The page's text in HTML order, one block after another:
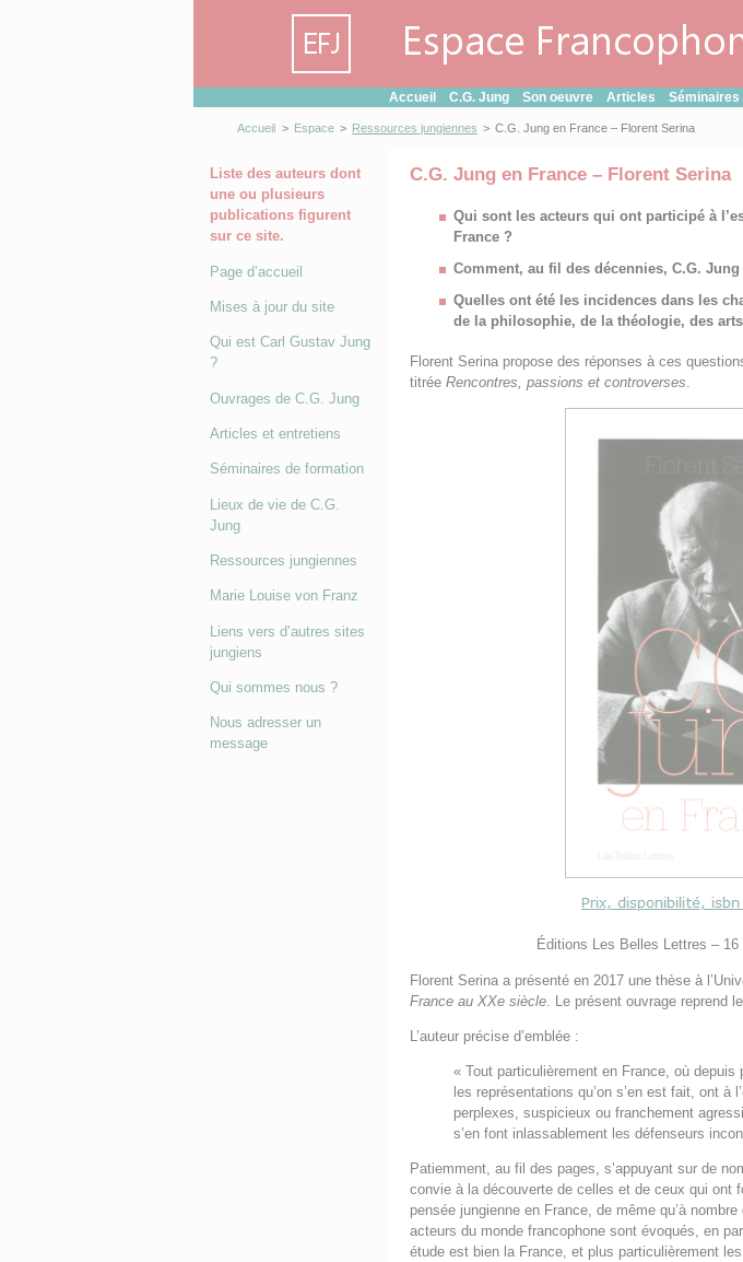
Accueil C.G. Jung Son oeuvre Articles Séminaires
Accueil > Espace > Ressources jungiennes > C.G. Jung en France – Florent Serina
Liste des auteurs dont
une ou plusieurs
publications figurent
sur ce site.
Page d’accueil
Mises à jour du site
Qui est Carl Gustav Jung
?
Ouvrages de C.G. Jung
Articles et entretiens
Séminaires de formation
Lieux de vie de C.G.
Jung
Ressources jungiennes
Marie Louise von Franz
Liens vers d’autres sites
jungiens
Qui sommes nous ?
Nous adresser un
message
C.G. Jung en France – Florent Serina
Qui sont les acteurs qui ont participé à
France ?
Comment, au fil des décennies, C.G. Jung
Quelles ont été les incidences dans les
de la philosophie, de la théologie, des
Florent Serina propose des réponses à ces
titréeRencontres, passions et controverses.
Éditions Les Belles Lettres –
Florent Serina a présenté en 2017 une thèse à
France au XXe siècle . Le présent ouvrage reprend
L’auteur précise d’emblée :
« Tout particulièrement en France, où
les représentations qu’on s’en est fait, ont à
perplexes, suspicieux ou franchement
s’en font inlassablement les défenseurs
Patiemment, au fil des pages, s’appuyant sur de
convie à la découverte de celles et de ceux qui ont
pensée jungienne en France, de même qu’à
acteurs du monde francophone sont évoqués, en
étude est bien la France, et plus particulièrement